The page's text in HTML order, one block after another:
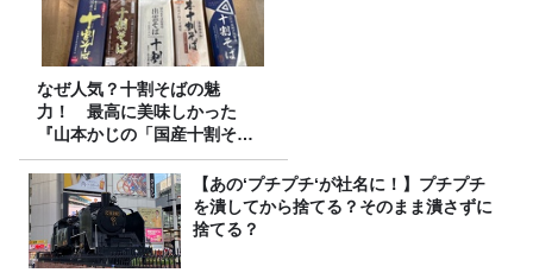
なぜ人気？十割そばの魅
力！ 最高に美味しかった
『山本かじの「国産十割そ
ば」』とは？【十割そば10種
食べ比べ】
【あの‘プチプチ‘が社名に！】プチプチ
を潰してから捨てる？そのまま潰さずに
捨てる？